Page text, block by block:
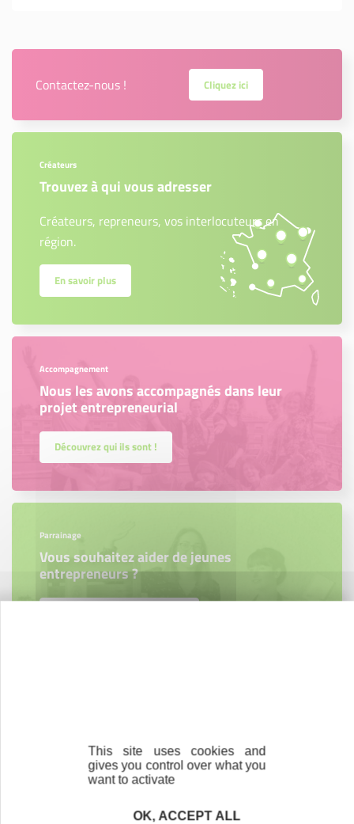
Contactez-nous ! Cliquez ici
Créateurs
Trouvez à qui vous adresser
Créateurs, repreneurs, vos interlocuteurs en
région.
En savoir plus
Accompagnement
Nous les avons accompagnés dans leur
projet entrepreneurial
Découvrez qui ils sont !
Parrainage
Vous souhaitez aider de jeunes
entrepreneurs ?
Devenez bénévole
This site uses cookies and
gives you control over what you
want to activate
OK, ACCEPT ALL